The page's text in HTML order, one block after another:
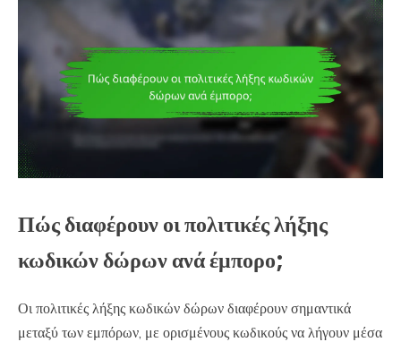
Πώς διαφέρουν οι πολιτικές λήξης
κωδικών δώρων ανά έμπορο;
Οι πολιτικές λήξης κωδικών δώρων διαφέρουν σημαντικά
μεταξύ των εμπόρων, με ορισμένους κωδικούς να λήγουν μέσα